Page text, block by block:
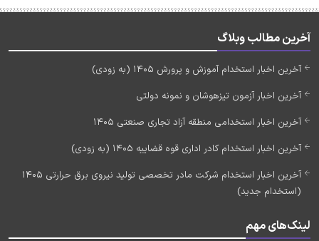
آخرین مطالب وبلاگ
آخرین اخبار استخدام آموزش و پرورش 1405 (به زودی)
آخرین اخبار آزمون تیزهوشان و نمونه دولتی
آخرین اخبار استخدامی منطقه آزاد تجاری صنعتی 1405
آخرین اخبار استخدام کادر اداری قوه قضاییه 1405 (به زودی)
آخرین اخبار استخدام شرکت مادر تخصصی تولید نیروی برق حرارتی 1405
(استخدام جدید)
لینک‌های مهم